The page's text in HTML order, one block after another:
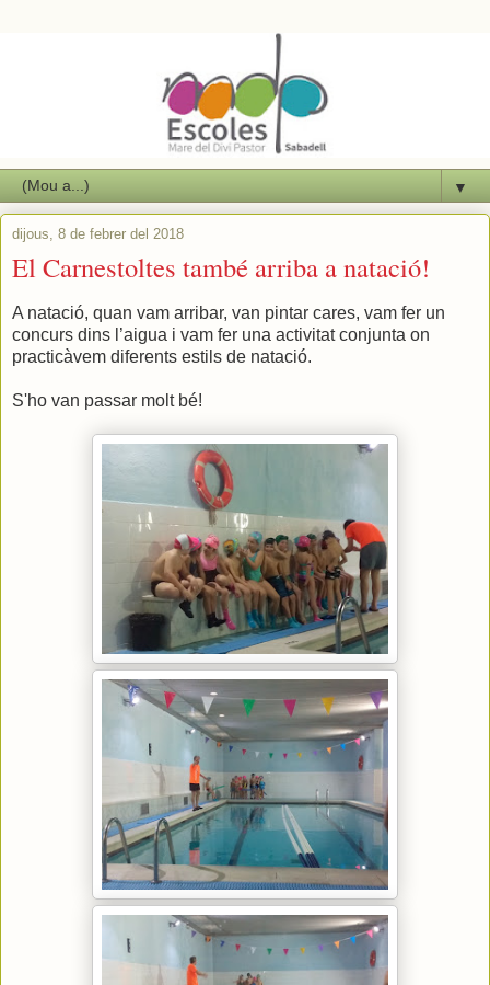
▼
dijous, 8 de febrer del 2018
El Carnestoltes també arriba a natació!
A natació, quan vam arribar, van pintar cares, vam fer un
concurs dins l’aigua i vam fer una activitat conjunta on
practicàvem diferents estils de natació.
S'ho van passar molt bé!